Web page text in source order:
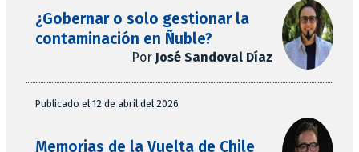
¿Gobernar o solo gestionar la
contaminación en Ñuble?
Por José Sandoval Díaz
Publicado el 12 de abril del 2026
Memorias de la Vuelta de Chile